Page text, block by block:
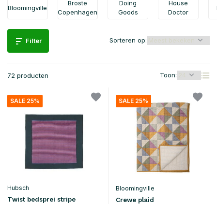
Bloomingville
Broste
Copenhagen
Doing
Goods
House
Doctor
Filter
72 producten Toon:
Sorteren op:
SALE 25%
Hubsch
Twist bedsprei stripe
SALE 25%
Bloomingville
Crewe plaid